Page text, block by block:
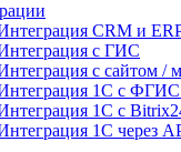
CRM и
с ГИС
с сайтом /
1С с ФГИС
1С с
1С через